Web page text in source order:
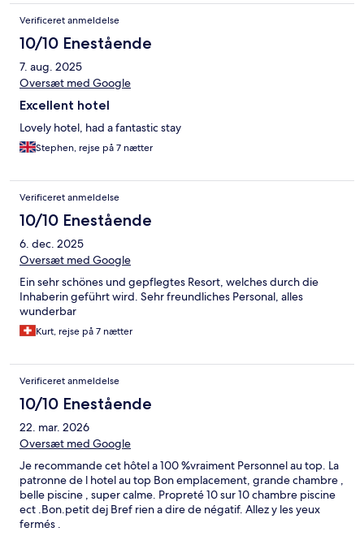
Verificeret anmeldelse
10/10 Enestående
7. aug. 2025
Oversæt med Google
Excellent hotel
Lovely hotel, had a fantastic stay
Stephen, rejse på 7 nætter
Verificeret anmeldelse
10/10 Enestående
6. dec. 2025
Oversæt med Google
Ein sehr schönes und gepflegtes Resort, welches durch die
Inhaberin geführt wird. Sehr freundliches Personal, alles
wunderbar
Kurt, rejse på 7 nætter
Verificeret anmeldelse
10/10 Enestående
22. mar. 2026
Oversæt med Google
Je recommande cet hôtel a 100 %vraiment Personnel au top. La
patronne de l hotel au top Bon emplacement, grande chambre ,
belle piscine , super calme. Propreté 10 sur 10 chambre piscine
ect .Bon.petit dej Bref rien a dire de négatif. Allez y les yeux
fermés .